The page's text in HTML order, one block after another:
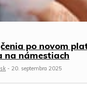
po novom
na námestiach
- 20. septembra 2025